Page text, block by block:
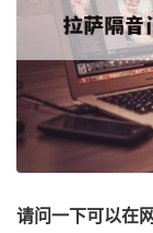
请问一下可以在